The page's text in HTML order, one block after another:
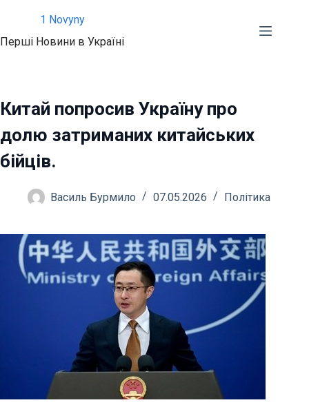
вмісту
1 Novyny
Перші Новини в Україні
Китай попросив Україну про
долю затриманих китайських
бійців.
Василь Бурмило 07.05.2026 Політика